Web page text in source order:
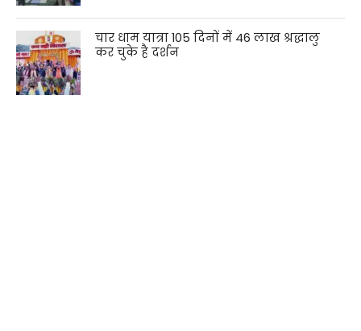
चार धाम यात्रा 105 दिनों में 46 लाख श्रद्धालु
कर चुके है दर्शन